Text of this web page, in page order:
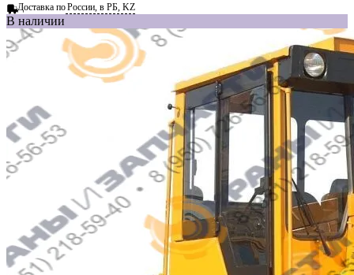
Доставка поРоссии, в РБ, KZ
В наличии